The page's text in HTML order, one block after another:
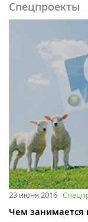
Спецпроекты
23 июня 2016
Чем занимается